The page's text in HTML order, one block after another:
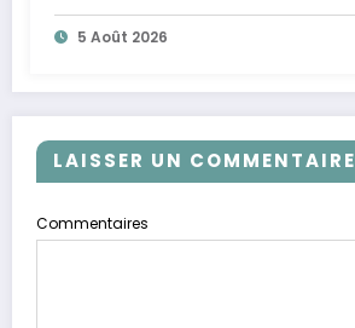
5 Août 2026
LAISSER UN COMMENTAIRE
Commentaires